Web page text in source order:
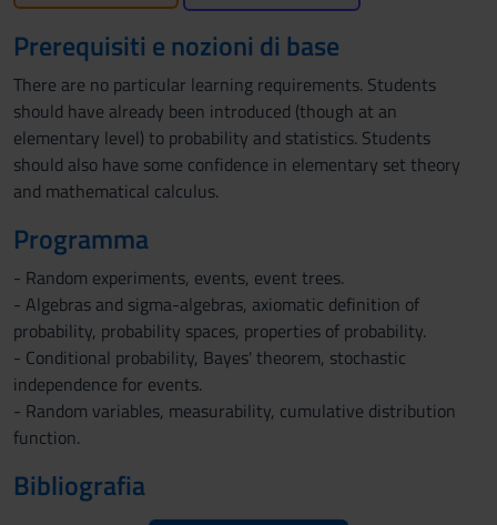
Prerequisiti e nozioni di base
There are no particular learning requirements. Students
should have already been introduced (though at an
elementary level) to probability and statistics. Students
should also have some confidence in elementary set theory
and mathematical calculus.
Programma
- Random experiments, events, event trees.
- Algebras and sigma-algebras, axiomatic definition of
probability, probability spaces, properties of probability.
- Conditional probability, Bayes' theorem, stochastic
independence for events.
- Random variables, measurability, cumulative distribution
function.
Bibliografia